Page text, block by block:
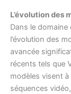
L’évolution des
Dans le domaine
l’évolution des
avancée
récents tels que
modèles visent
séquences